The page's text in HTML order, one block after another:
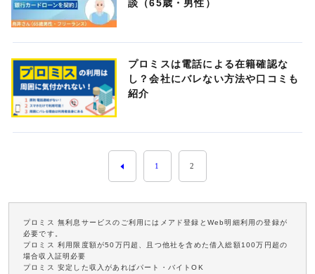
談（65歳・男性）
プロミスは電話による在籍確認な
し？会社にバレない方法や口コミも
紹介
1 2
プロミス 無利息サービスのご利用にはメアド登録とWeb明細利用の登録が
必要です。
プロミス 利用限度額が50万円超、且つ他社を含めた借入総額100万円超の
場合収入証明必要
プロミス 安定した収入があればパート・バイトOK